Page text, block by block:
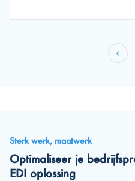
Sterk werk, maatwerk
Optimaliseer je
EDI oplossing